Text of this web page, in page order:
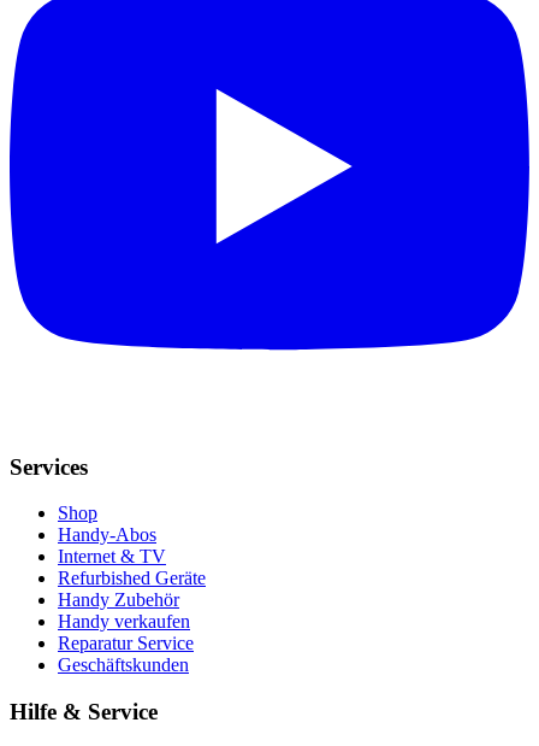
Services
Shop
Handy-Abos
Internet & TV
Refurbished Geräte
Handy Zubehör
Handy verkaufen
Reparatur Service
Geschäftskunden
Hilfe & Service